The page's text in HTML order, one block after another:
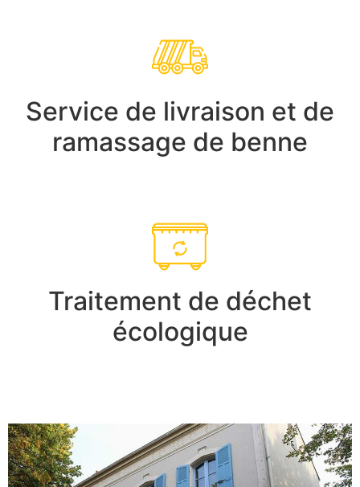
Service de livraison et de
ramassage de benne
Traitement de déchet
écologique